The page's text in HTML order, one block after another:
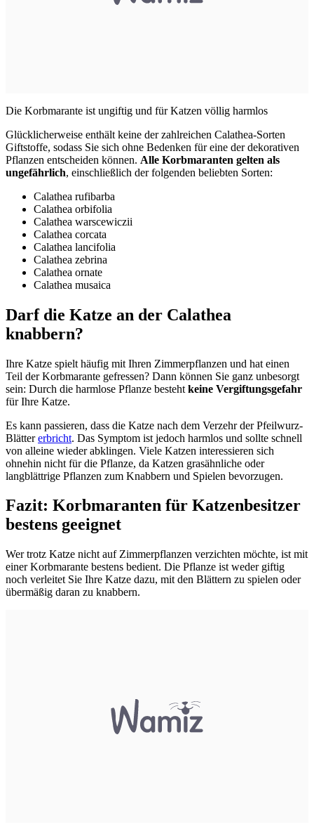
Die Korbmarante ist ungiftig und für Katzen völlig harmlos
Glücklicherweise enthält keine der zahlreichen Calathea-Sorten
Giftstoffe, sodass Sie sich ohne Bedenken für eine der dekorativen
Pflanzen entscheiden können. Alle Korbmaranten gelten als
ungefährlich, einschließlich der folgenden beliebten Sorten:
Calathea rufibarba
Calathea orbifolia
Calathea warscewiczii
Calathea corcata
Calathea lancifolia
Calathea zebrina
Calathea ornate
Calathea musaica
Darf die Katze an der Calathea
knabbern?
Ihre Katze spielt häufig mit Ihren Zimmerpflanzen und hat einen
Teil der Korbmarante gefressen? Dann können Sie ganz unbesorgt
sein: Durch die harmlose Pflanze besteht keine Vergiftungsgefahr
für Ihre Katze.
Es kann passieren, dass die Katze nach dem Verzehr der Pfeilwurz-
Blättererbricht. Das Symptom ist jedoch harmlos und sollte schnell
von alleine wieder abklingen. Viele Katzen interessieren sich
ohnehin nicht für die Pflanze, da Katzen grasähnliche oder
langblättrige Pflanzen zum Knabbern und Spielen bevorzugen.
Fazit: Korbmaranten für Katzenbesitzer
bestens geeignet
Wer trotz Katze nicht auf Zimmerpflanzen verzichten möchte, ist mit
einer Korbmarante bestens bedient. Die Pflanze ist weder giftig
noch verleitet Sie Ihre Katze dazu, mit den Blättern zu spielen oder
übermäßig daran zu knabbern.